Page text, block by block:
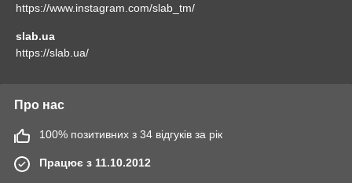
https://www.instagram.com/slab_tm/
slab.ua
https://slab.ua/
Про нас
100% позитивних з 34 відгуків за рік
Працює з 11.10.2012